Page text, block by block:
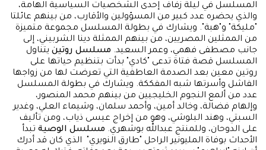
المسلسل في ليلة زفاف إحدى الشخصيات السياسية الهامة،
والذي يحضره عدد كبير من المسؤولين والأقارب، من بينهم عائلتا
"مليكة" و"هبة". ويشارك في بطولة المسلسل مجموعة متميزة
من الممثلين المصريين، من بينهم الممثلة دينا الشربيني، إلى
جانب مصطفى فهمي، وعمر السعيد. مسلسل روتين يتناول
المسلسل قصة فتاة تدعى "كادي" بدأت بتنظيم حياتها على
روتين معين بعد الصدمة العاطفية التي تعرضت لها من زواجها
الفاشل وأسرتها شبه المفككة. ويشارك في بطولة المسلسل
عدد من ألمع النجوم الخليجيين من بينهم محمد المنصور،
وإلهام فضالة، وخالد أمين، وأحمد سلمان، وشيماء العلي، وغدير
السبتي، وهند البلوشي، وهو من إخراج عيسى ذياب، ومن تأليف
على الدوحان، وللمنتج عبدالله بوشهري. مسلسل الوصية تبدأ
الأحداث بوفاة المليونير الراحل "طارق النويري" الذي كان قد أدرك